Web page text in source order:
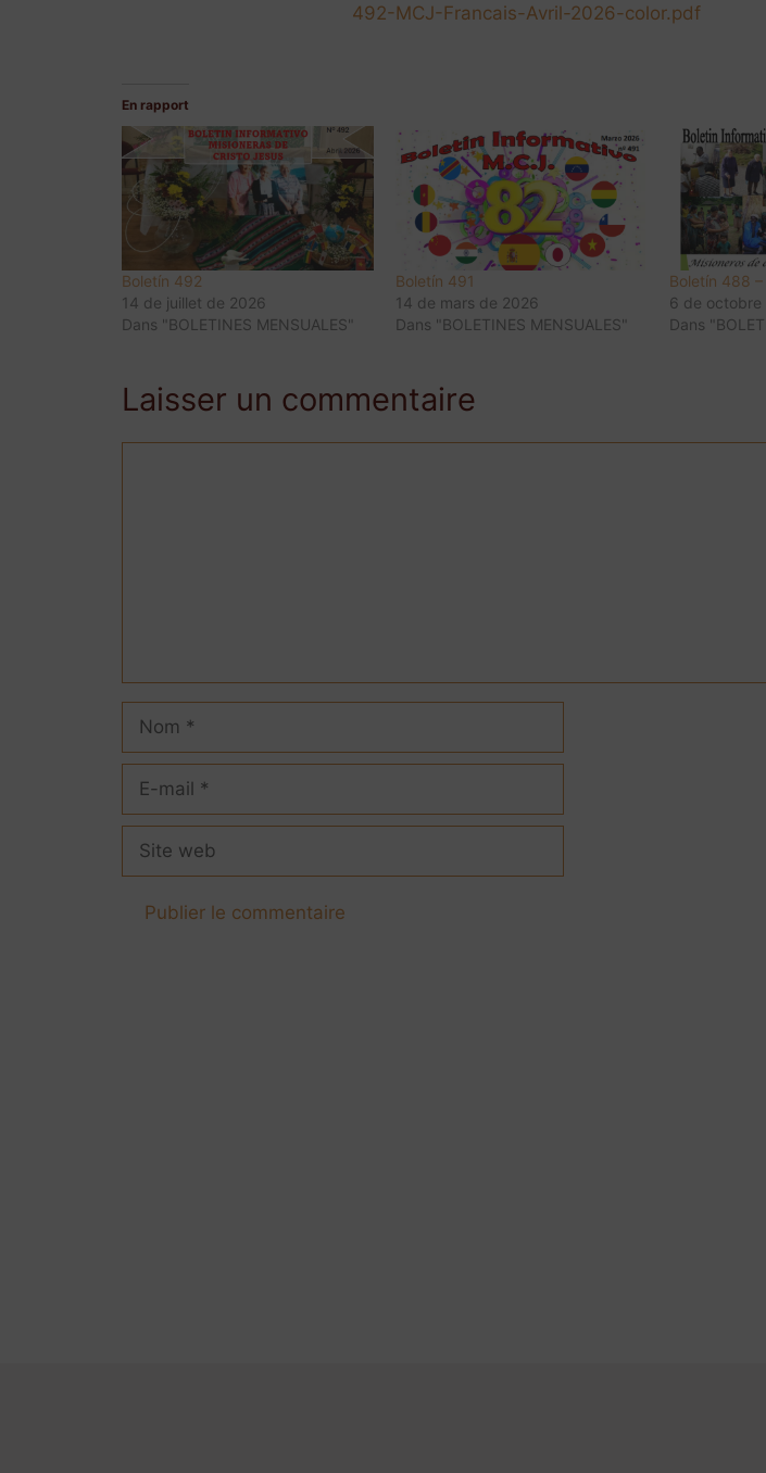
492-MCJ-Francais-Avril-2026-color.pdf
En rapport
Boletín 492
14 de juillet de 2026
Dans "BOLETINES MENSUALES"
Boletín 491
14 de mars de 2026
Dans "BOLETINES MENSUALES"
Boletín 488 –
6 de octobre
Dans
Laisser un commentaire